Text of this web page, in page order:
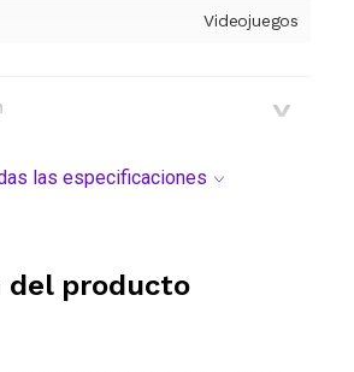
Videojuegos
las especificaciones
del producto